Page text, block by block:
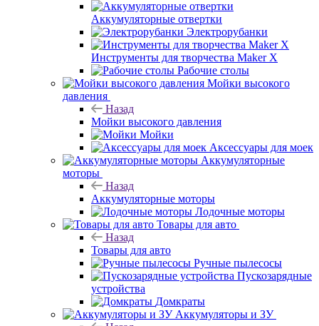
Аккумуляторные отвертки
Электрорубанки
Инструменты для творчества Maker X
Рабочие столы
Мойки высокого
давления
Назад
Мойки высокого давления
Мойки
Аксессуары для моек
Аккумуляторные
моторы
Назад
Аккумуляторные моторы
Лодочные моторы
Товары для авто
Назад
Товары для авто
Ручные пылесосы
Пускозарядные
устройства
Домкраты
Аккумуляторы и ЗУ